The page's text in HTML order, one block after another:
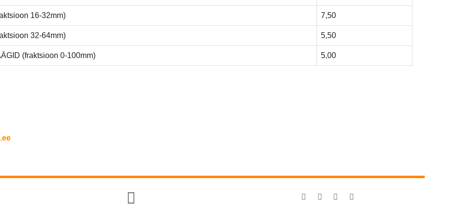
16-32mm) 7,50
32-64mm) 5,50
(fraktsioon 0-100mm) 5,00